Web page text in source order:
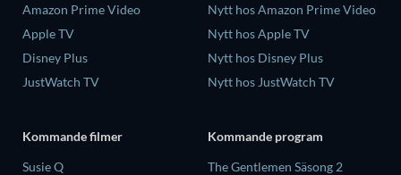
Amazon Prime Video
Apple TV
Disney Plus
JustWatch TV
Nytt hos Amazon Prime Video
Nytt hos Apple TV
Nytt hos Disney Plus
Nytt hos JustWatch TV
Kommande filmer
Susie Q
Kommande program
The Gentlemen Säsong 2